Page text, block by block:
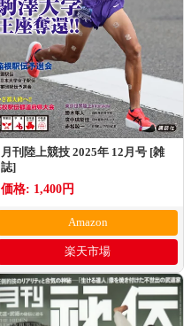
月刊陸上競技 2025年 12月号 [雑
誌]
価格: 1,400円
Amazon
楽天市場